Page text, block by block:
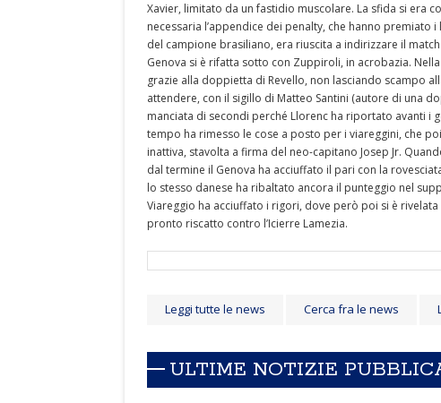
Xavier, limitato da un fastidio muscolare. La sfida si era
necessaria l’appendice dei penalty, che hanno
del campione brasiliano, era riuscita a indirizzare il
Genova si è rifatta sotto con Zuppiroli, in acrobazia.
grazie alla doppietta di Revello, non lasciando scampo
attendere, con il sigillo di Matteo Santini (autore di una
manciata di secondi perché Llorenc ha riportato avanti i
tempo ha rimesso le cose a posto per i viareggini, che
inattiva, stavolta a firma del neo-capitano Josep Jr.
dal termine il Genova ha acciuffato il pari con la
lo stesso danese ha ribaltato ancora il punteggio nel
Viareggio ha acciuffato i rigori, dove però poi si è
pronto riscatto contro l’Icierre Lamezia.
Leggi tutte le news Cerca fra le news
ULTIME NOTIZIE